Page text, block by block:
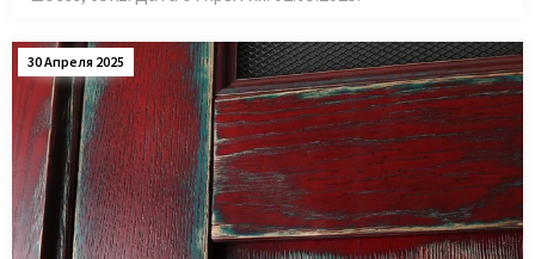
30 Апреля 2025